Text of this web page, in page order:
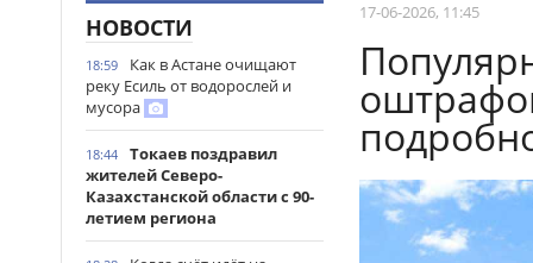
НОВОСТИ
18:59
Как в Астане очищают
реку Есиль от водорослей и
мусора
18:44
Токаев поздравил
жителей Северо-
Казахстанской области с 90-
летием региона
17-06-2026, 11:45